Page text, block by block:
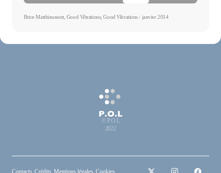
Brice Matthieussent, Good Vibrations, Good Vibrations - janvier 2014
© P.O.L
2022
Contacts Crédits Mentions légales Cookies